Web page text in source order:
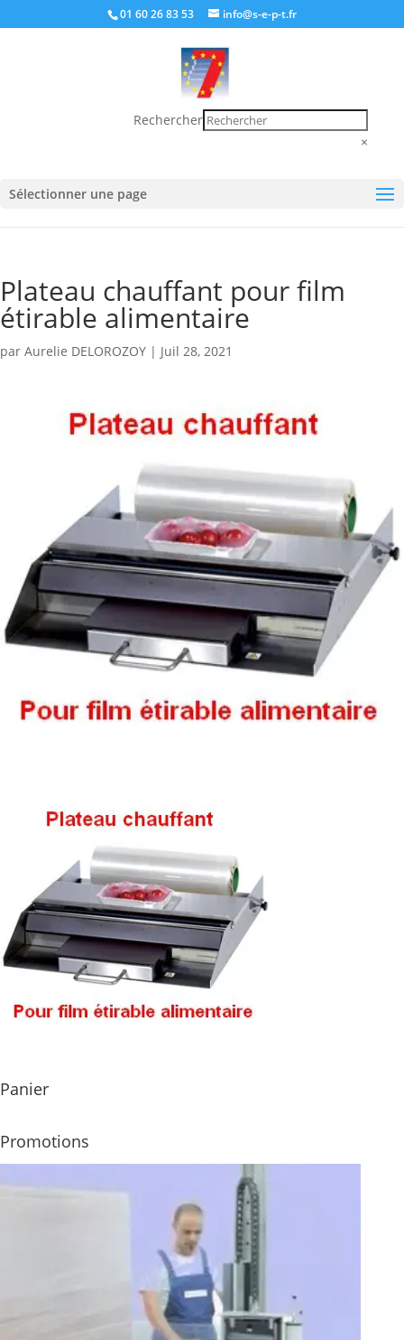
01 60 26 83 53 info@s-e-p-t.fr
Rechercher
×
Sélectionner une page
Plateau chauffant pour film
étirable alimentaire
par Aurelie DELOROZOY | Juil 28, 2021
Panier
Promotions